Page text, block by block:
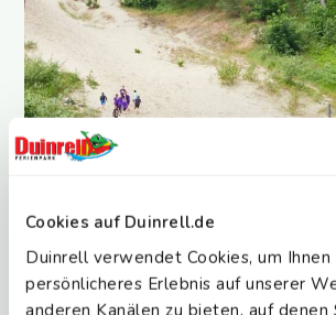
Cookies auf Duinrell.de
Duinrell verwendet Cookies, um Ihnen
persönlicheres Erlebnis auf unserer
anderen Kanälen zu bieten, auf denen